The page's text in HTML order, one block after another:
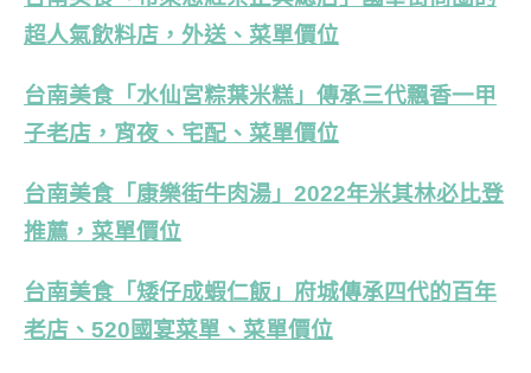
超人氣飲料店，外送、菜單價位
台南美食「水仙宮粽葉米糕」傳承三代飄香一甲
子老店，宵夜、宅配、菜單價位
台南美食「康樂街牛肉湯」2022年米其林必比登
推薦，菜單價位
台南美食「矮仔成蝦仁飯」府城傳承四代的百年
老店、520國宴菜單、菜單價位